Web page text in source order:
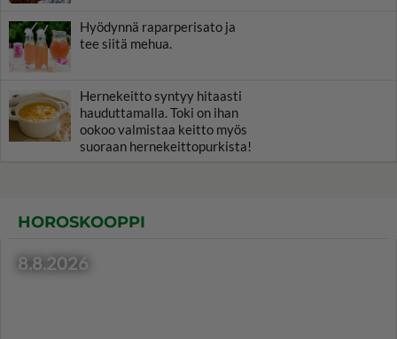
Hyödynnä raparperisato ja
tee siitä mehua.
Hernekeitto syntyy hitaasti
hauduttamalla. Toki on ihan
ookoo valmistaa keitto myös
suoraan hernekeittopurkista!
HOROSKOOPPI
8.8.2026